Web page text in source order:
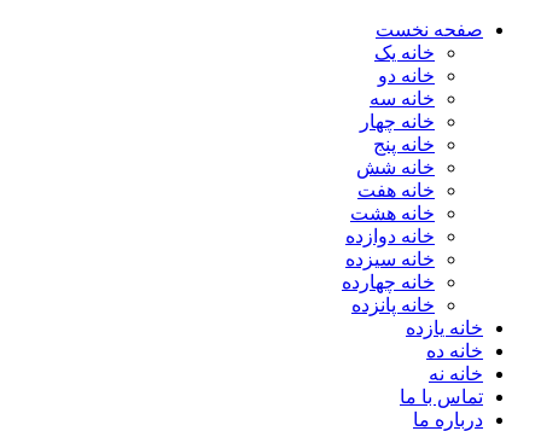
صفحه نخست
خانه یک
خانه دو
خانه سه
خانه چهار
خانه پنج
خانه شش
خانه هفت
خانه هشت
خانه دوازده
خانه سیزده
خانه چهارده
خانه پانزده
خانه یازده
خانه ده
خانه نه
تماس با ما
درباره ما